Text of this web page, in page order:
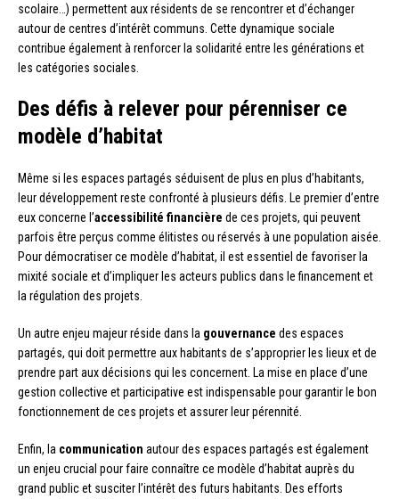
scolaire…) permettent aux résidents de se rencontrer et d’échanger
autour de centres d’intérêt communs. Cette dynamique sociale
contribue également à renforcer la solidarité entre les générations et
les catégories sociales.
Des défis à relever pour pérenniser ce
modèle d’habitat
Même si les espaces partagés séduisent de plus en plus d’habitants,
leur développement reste confronté à plusieurs défis. Le premier d’entre
eux concerne l’accessibilité financière de ces projets, qui peuvent
parfois être perçus comme élitistes ou réservés à une population aisée.
Pour démocratiser ce modèle d’habitat, il est essentiel de favoriser la
mixité sociale et d’impliquer les acteurs publics dans le financement et
la régulation des projets.
Un autre enjeu majeur réside dans la gouvernance des espaces
partagés, qui doit permettre aux habitants de s’approprier les lieux et de
prendre part aux décisions qui les concernent. La mise en place d’une
gestion collective et participative est indispensable pour garantir le bon
fonctionnement de ces projets et assurer leur pérennité.
Enfin, la communication autour des espaces partagés est également
un enjeu crucial pour faire connaître ce modèle d’habitat auprès du
grand public et susciter l’intérêt des futurs habitants. Des efforts